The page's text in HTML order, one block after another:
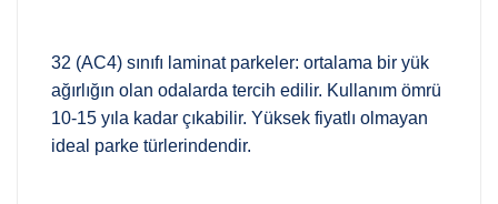
32 (AC4) sınıfı laminat parkeler: ortalama bir yük
ağırlığın olan odalarda tercih edilir. Kullanım ömrü
10-15 yıla kadar çıkabilir. Yüksek fiyatlı olmayan
ideal parke türlerindendir.